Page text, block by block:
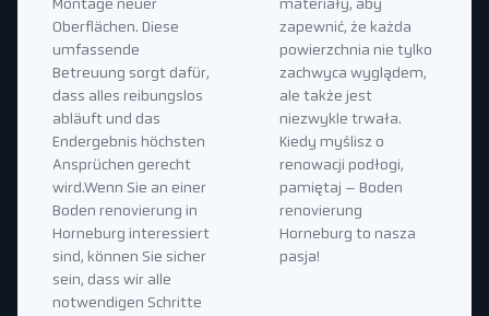
materiały, aby
zapewnić, że każda
powierzchnia nie tylko
zachwyca wyglądem,
ale także jest
niezwykle trwała.
Kiedy myślisz o
renowacji podłogi,
pamiętaj – Boden
renovierung
Horneburg to nasza
pasja!
Montage neuer
Oberflächen. Diese
umfassende
Betreuung sorgt dafür,
dass alles reibungslos
abläuft und das
Endergebnis höchsten
Ansprüchen gerecht
wird.Wenn Sie an einer
Boden renovierung in
Horneburg interessiert
sind, können Sie sicher
sein, dass wir alle
notwendigen Schritte